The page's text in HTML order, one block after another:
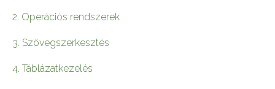
2. Operációs rendszerek
3. Szövegszerkesztés
4. Táblázatkezelés